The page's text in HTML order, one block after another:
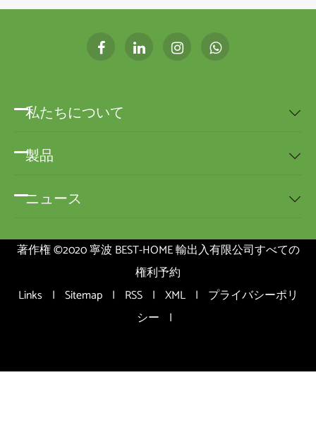
私たちについて 
製品 
ニュース 
著作権 ©2020 寧波 BEST-HOME 輸出入有限公司すべての
権利予約
Links | Sitemap | RSS | XML | プライバシーポリ
シー |